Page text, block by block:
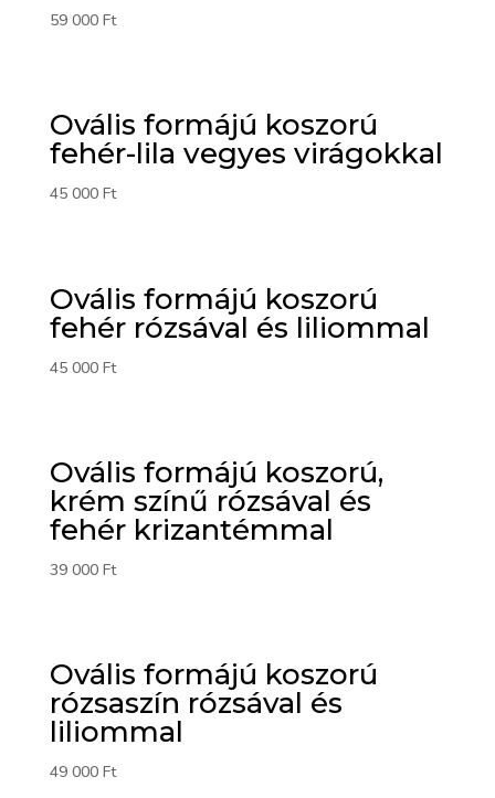
59 000 Ft
Ovális formájú koszorú
fehér-lila vegyes virágokkal
45 000 Ft
Ovális formájú koszorú
fehér rózsával és liliommal
45 000 Ft
Ovális formájú koszorú,
krém színű rózsával és
fehér krizantémmal
39 000 Ft
Ovális formájú koszorú
rózsaszín rózsával és
liliommal
49 000 Ft